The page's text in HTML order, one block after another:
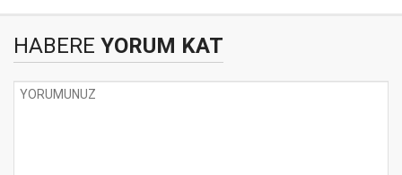
HABERE YORUM KAT